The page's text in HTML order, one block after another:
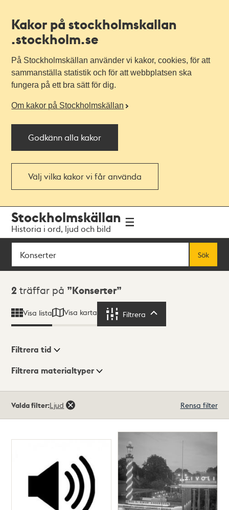
Kakor på stockholmskallan
.stockholm.se
På Stockholmskällan använder vi kakor, cookies, för att
sammanställa statistik och för att webbplatsen ska
fungera på ett bra sätt för dig.
Om kakor på Stockholmskällan
Godkänn alla kakor
Välj vilka kakor vi får använda
navigationen
huvudinnehållet
Stockholmskällan
Historia i ord, ljud och bild
Sök
Sök
Sökresultat
2 träffar på Konserter
Visa lista Visa karta Filtrera
Visningsläge
Filtrera tid
Filtrera materialtyper
träffar
Valda filter:Ljud Rensa filter